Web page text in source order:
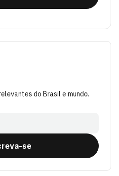
do Brasil e mundo.
se